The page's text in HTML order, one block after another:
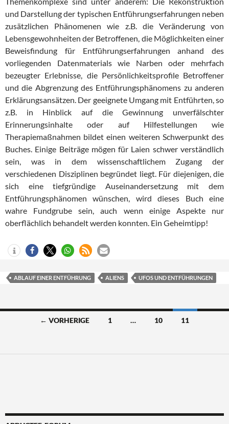
und Darstellung der typischen Entführungserfahrungen neben
zusätzlichen Phänomenen wie z.B. die Veränderung von
Lebensgewohnheiten der Betroffenen, die Möglichkeiten einer
Beweisfindung für Entführungserfahrungen anhand des
vorliegenden Datenmaterials wie Narben oder mehrfach
bezeugter Erlebnisse, die Persönlichkeitsprofile Betroffener
und die Abgrenzung des Entführungsphänomens zu anderen
Erklärungsansätzen. Der geeignete Umgang mit Entführten, so
z.B. in Hinblick auf die Gewinnung unverfälschter
Erinnerungsinhalte oder auf Hilfestellungen wie
Therapiemaßnahmen bildet einen weiteren Schwerpunkt des
Buches. Einige Beiträge mögen für Laien schwer verständlich
sein, was in dem wissenschaftlichem Zugang der
verschiedenen Disziplinen begründet liegt. Für diejenigen, die
sich eine tiefgründige Auseinandersetzung mit dem
Entführungsphänomen wünschen, wird dieses Buch eine
wahre Fundgrube sein, auch wenn einige Aspekte nur
oberflächlich behandelt werden konnten. Ein Geheimtipp!
ABLAUF EINER ENTFÜHRUNG ALIENS UFOS UND ENTFÜHRUNGEN
Beitragsnavigation
← VORHERIGE 1 … 10 11